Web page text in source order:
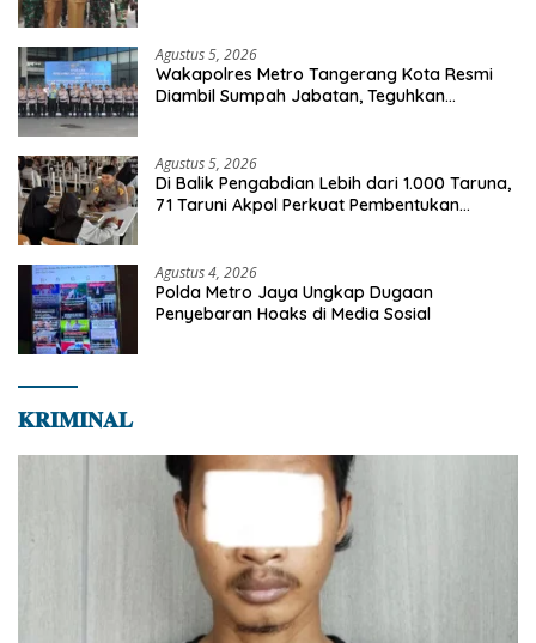
Agustus 5, 2026
Wakapolres Metro Tangerang Kota Resmi
Diambil Sumpah Jabatan, Teguhkan
Agustus 5, 2026
Di Balik Pengabdian Lebih dari 1.000 Taruna,
71 Taruni Akpol Perkuat Pembentukan
Agustus 4, 2026
Polda Metro Jaya Ungkap Dugaan
Penyebaran Hoaks di Media Sosial
𝐊𝐑𝐈𝐌𝐈𝐍𝐀𝐋